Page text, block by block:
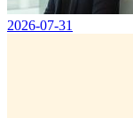
2026-07-31